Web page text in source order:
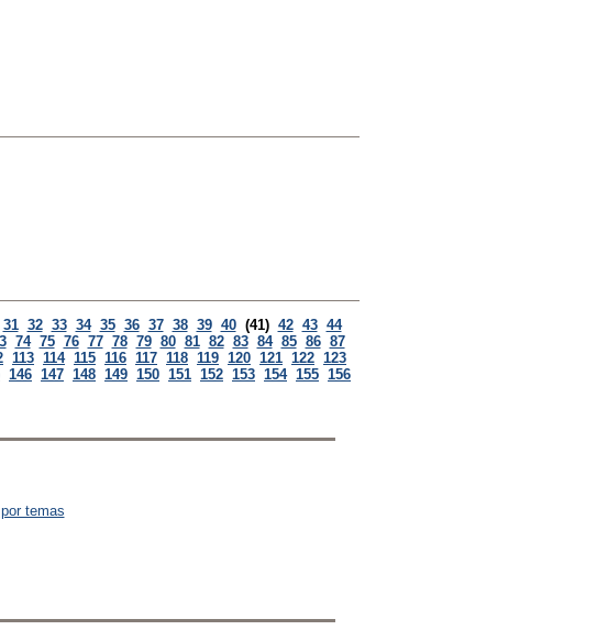
31 32 33 34 35 36 37 38 39 40 (41) 42 43 44
74 75 76 77 78 79 80 81 82 83 84 85 86 87
113 114 115 116 117 118 119 120 121 122 123
146 147 148 149 150 151 152 153 154 155 156
temas